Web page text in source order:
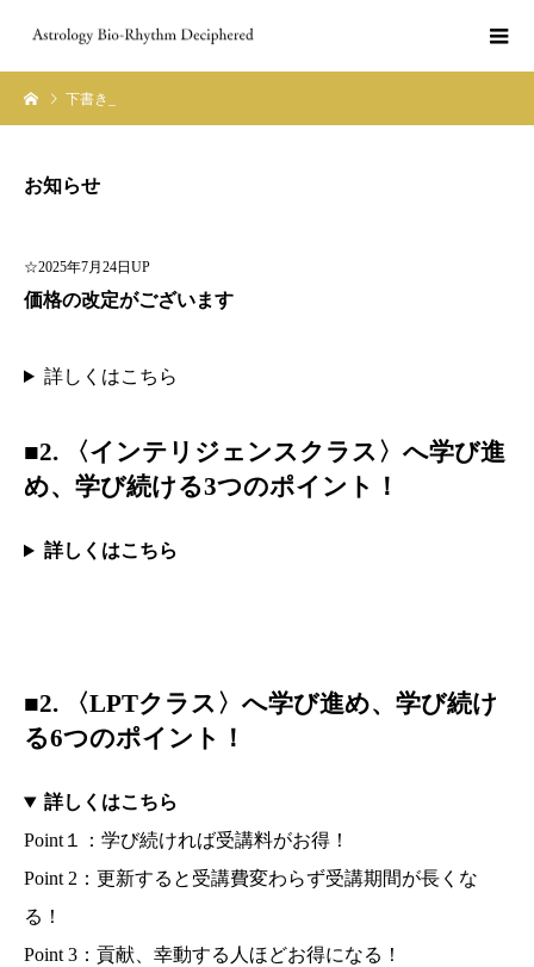
下書き_
お知らせ
☆2025年7月24日UP
価格の改定がございます
詳しくはこちら
■2. 〈インテリジェンス クラス〉へ学び進
め、学び続ける3つのポイント！
詳しくはこちら
■2. 〈LPTクラス〉へ学び進め、学び続け
る6つのポイント！
詳しくはこちら
Point１：学び続ければ受講料がお得！
Point 2：更新すると受講費変わらず受講期間が長くな
る！
Point 3：貢献、幸動する人ほどお得になる！